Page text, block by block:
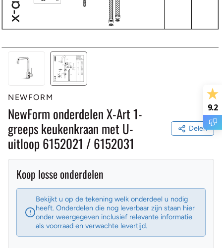
NEWFORM
NewForm onderdelen X-Art 1-
greeps keukenkraan met U-
uitloop 6152021 / 6152031
Delen
Koop losse onderdelen
Bekijkt u op de tekening welk onderdeel u nodig
heeft. Onderdelen die nog leverbaar zijn staan hier
onder weergegeven inclusief relevante informatie
als voorraad en verwachte levertijd.
9.2